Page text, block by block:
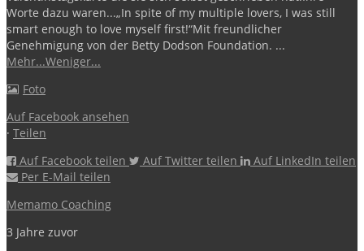
Worte dazu waren...„In spite of my multiple lovers, I was still
smart enough to love myself first!“Mit freundlicher
Genehmigung von der Betty Dodson Foundation. ...
Mehr...Weniger...
Foto
Auf Facebook ansehen
· Teilen
Auf Facebook teilen
Auf Twitter teilen
Auf LinkedIn teilen
Per E-Mail teilen
Memamo Coaching
3 Jahre zuvor